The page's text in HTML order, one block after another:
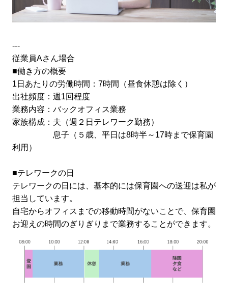
---
従業員Aさん場合
■働き方の概要
1日あたりの労働時間：7時間（昼食休憩は除く）
出社頻度：週1回程度
業務内容：バックオフィス業務
家族構成：夫（週２日テレワーク勤務）
息子（５歳、平日は8時半～17時まで保育園
利用）
■テレワークの日
テレワークの日には、基本的には保育園への送迎は私が
担当しています。
自宅からオフィスまでの移動時間がないことで、保育園
お迎えの時間のぎりぎりまで業務することができます。